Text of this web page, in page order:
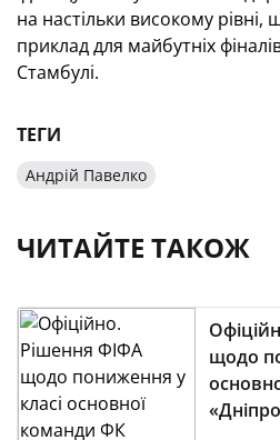
на настільки високому
приклад для майбутніх
Стамбулі.
ТЕГИ
Андрій Павелко
ЧИТАЙТЕ ТАКОЖ
щодо